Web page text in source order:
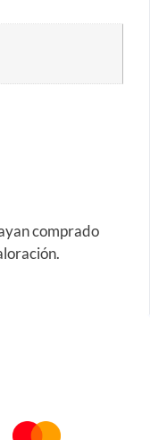
comprado